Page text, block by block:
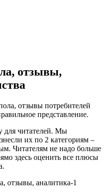
отзывы,
отзывы потребителей
представление.
для читателей. Мы
их по 2 категориям –
Читателям не надо больше
здесь оценить все плюсы